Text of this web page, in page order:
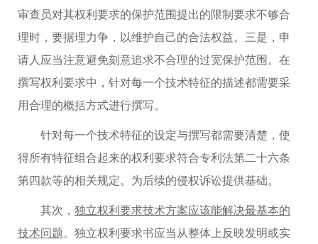
审查员对其权利要求的保护范围提出的限制要求不够合
理时，要据理力争，以维护自己的合法权益。三是，申
请人应当注意避免刻意追求不合理的过宽保护范围。在
撰写权利要求中，针对每一个技术特征的描述都需要采
用合理的概括方式进行撰写。
针对每一个技术特征的设定与撰写都需要清楚，使
得所有特征组合起来的权利要求符合专利法第二十六条
第四款等的相关规定。为后续的侵权诉讼提供基础。
其次， 独立权利要求技术方案应该能解决最基本的
技术问题。独立权利要求书应当从整体上反映发明或实